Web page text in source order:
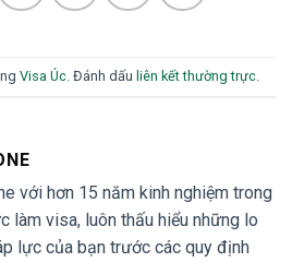
Visa Úc. Đánh dấu liên kết thường trực.
với hơn 15 năm kinh nghiệm trong
làm visa, luôn thấu hiểu những lo
lực của bạn trước các quy định